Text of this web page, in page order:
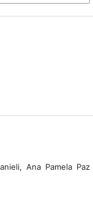
Ana Pamela Paz